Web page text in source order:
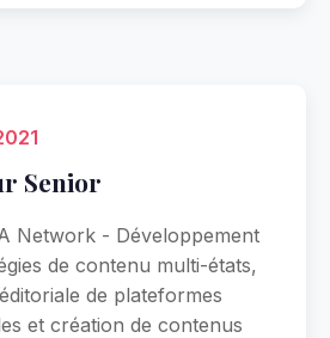
Senior
Network - Développement
de contenu multi-états,
de plateformes
et création de contenus